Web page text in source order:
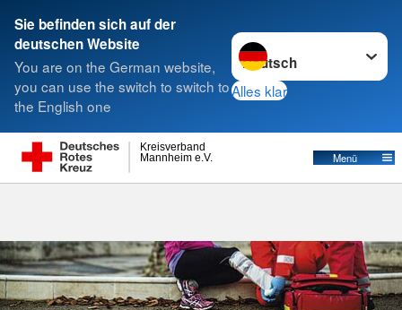
Sie befinden sich auf der
deutschen Website
You are on the German website,
you can use the switch to switch to
the English one
Sprache wechseln zu
Alles klar
Mannheim e.V.
Kreisverband
Menü
Suche